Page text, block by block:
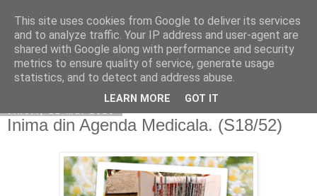
Copilarim
Inima din Agenda Medicala. (S18/52)
This site uses cookies from Google to deliver its services
and to analyze traffic. Your IP address and user-agent are
shared with Google along with performance and security
metrics to ensure quality of service, generate usage
statistics, and to detect and address abuse.
LEARN MORE GOT IT